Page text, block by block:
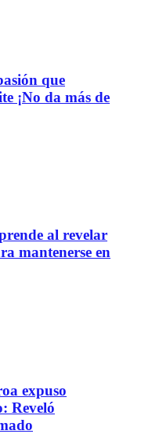
que
¡No da más de
al revelar
mantenerse en
expuso
Reveló